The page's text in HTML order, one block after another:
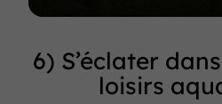
6) S’éclater
loisirs